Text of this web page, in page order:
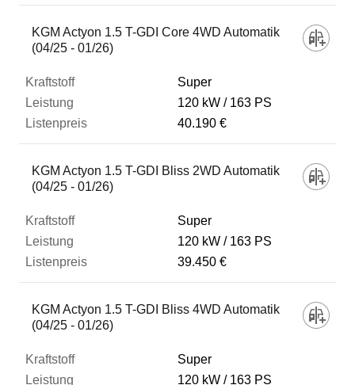
KGM Actyon 1.5 T-GDI Core 4WD Automatik
(04/25 - 01/26)
Super
120 kW
163 PS
40.190 €
KGM Actyon 1.5 T-GDI Bliss 2WD Automatik
(04/25 - 01/26)
Super
120 kW
163 PS
39.450 €
KGM Actyon 1.5 T-GDI Bliss 4WD Automatik
(04/25 - 01/26)
Super
120 kW
163 PS